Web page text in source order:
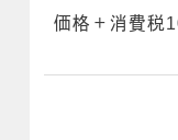
価格＋消費税